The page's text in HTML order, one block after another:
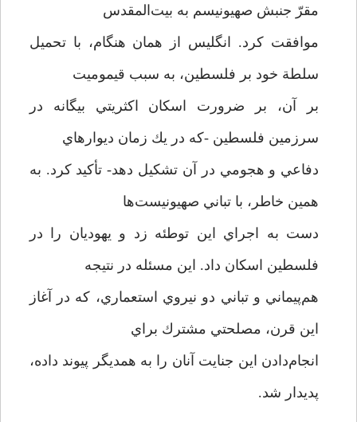
مقرّ جنبش صهيونيسم به بيت‌المقدس
موافقت كرد. انگليس از همان هنگام، با تحميل
سلطة خود بر فلسطين، به سبب قيموميت
بر آن، بر ضرورت اسكان اكثريتي بيگانه در
سرزمين فلسطين -كه در يك زمان ديوارهاي
دفاعي و هجومي در آن تشكيل دهد- تأكيد كرد. به
همین خاطر، با تباني صهيونيست‌ها
دست به اجراي اين توطئه زد و يهوديان را در
فلسطين اسكان داد. اين مسئله در نتيجه
هم‌پيماني و تباني دو نيروي استعماري، كه در آغاز
اين قرن، مصلحتي مشترك براي
انجام‌دادن اين جنايت آنان را به همديگر پيوند داده،
پديدار شد.